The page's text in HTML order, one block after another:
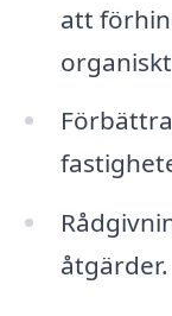
att
åtgärder.